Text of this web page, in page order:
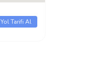
Yol Tarifi Al